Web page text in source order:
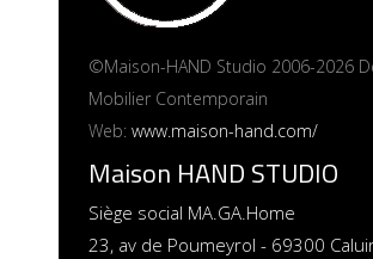
©Maison-HAND Studio 2006-2026
Mobilier Contemporain
Web: www.maison-hand.com/
Maison HAND STUDIO
Siège social MA.GA.Home
23, av de Poumeyrol - 69300